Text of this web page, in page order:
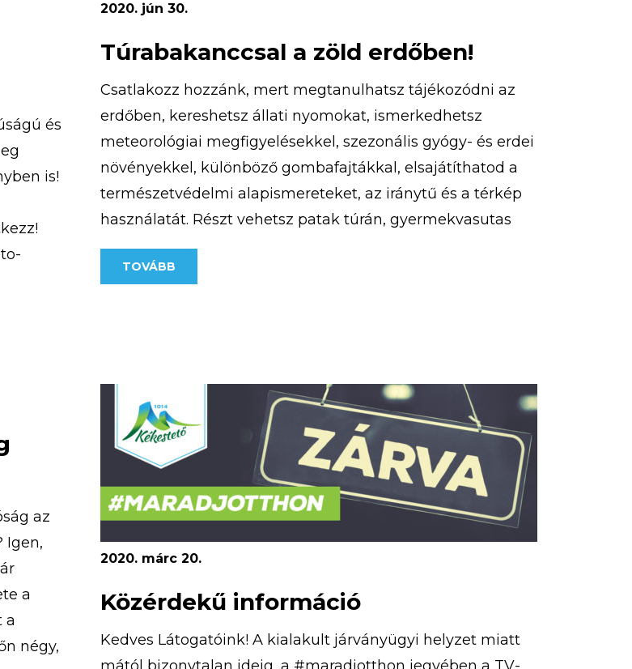
és
is!
mert
2020. jún 30.
Túrabakanccsal a zöld erdőben!
Csatlakozz hozzánk, mert megtanulhatsz tájékozódni az
erdőben, kereshetsz állati nyomokat, ismerkedhetsz
meteorológiai megfigyelésekkel, szezonális gyógy- és erdei
növényekkel, különböző gombafajtákkal, elsajátíthatod a
természetvédelmi alapismereteket, az iránytű és a térkép
használatát. Részt vehetsz patak túrán, gyermekvasutas
kiránduláson, aranymosáson, túrázhatsz, eközben pedig
megismerheted a turistajelzéseket is. Ezeken felül
TOVÁBB
az
Igen,
a
a
négy,
2020. márc 20.
Közérdekű információ
Kedves Látogatóink! A kialakult járványügyi helyzet miatt